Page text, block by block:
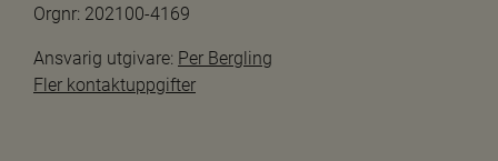
Orgnr: 202100-4169
Ansvarig utgivare: Per Bergling
Fler kontaktuppgifter